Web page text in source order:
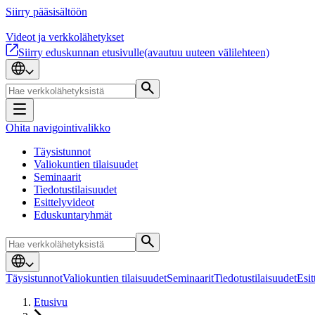
Siirry pääsisältöön
Videot ja verkkolähetykset
Siirry eduskunnan etusivulle(avautuu uuteen välilehteen)
Ohita navigointivalikko
Täysistunnot
Valiokuntien tilaisuudet
Seminaarit
Tiedotustilaisuudet
Esittelyvideot
Eduskuntaryhmät
TäysistunnotValiokuntien tilaisuudetSeminaaritTiedotustilaisuudet
Etusivu